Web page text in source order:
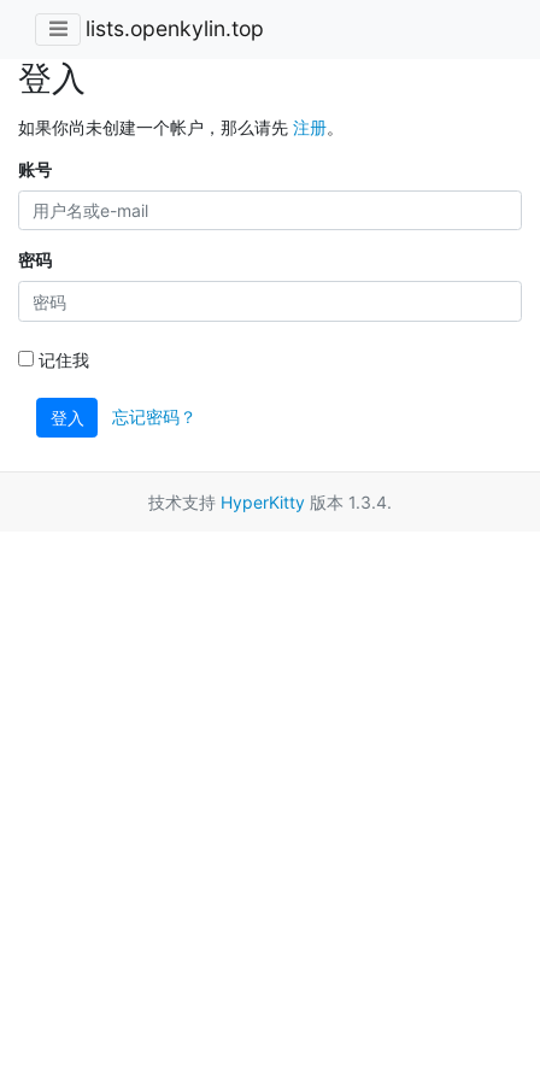
lists.openkylin.top
登入
如果你尚未创建一个帐户，那么请先 注册。
账号
密码
记住我
登入 忘记密码？
技术支持 HyperKitty 版本 1.3.4.